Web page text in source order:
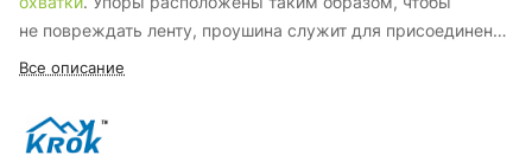
не повреждать ленту, проушина служит для присоединения
карабина. Длинная рукоять обеспечивает лёгкую работу
60 см.
Все описание